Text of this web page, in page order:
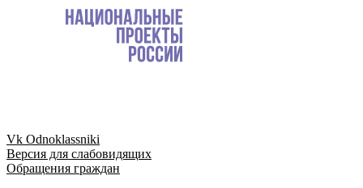
Vk Odnoklassniki
Версия для слабовидящих
Обращения граждан